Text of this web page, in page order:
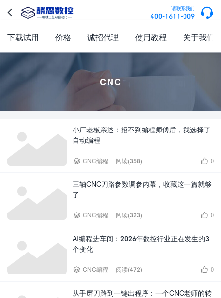
 请联系我们
400-1611-009 
下载试用 价格 诚招代理 使用教程 关于我们
CNC
小厂老板亲述：招不到编程师傅后，我选择了
自动编程
 CNC编程 阅读(358)  0
三轴CNC刀路参数调参内幕，收藏这一篇就够
了
 CNC编程 阅读(323)  0
AI编程进车间：2026年数控行业正在发生的3
个变化
 CNC编程 阅读(472)  0
从手磨刀路到一键出程序：一个CNC老师的转